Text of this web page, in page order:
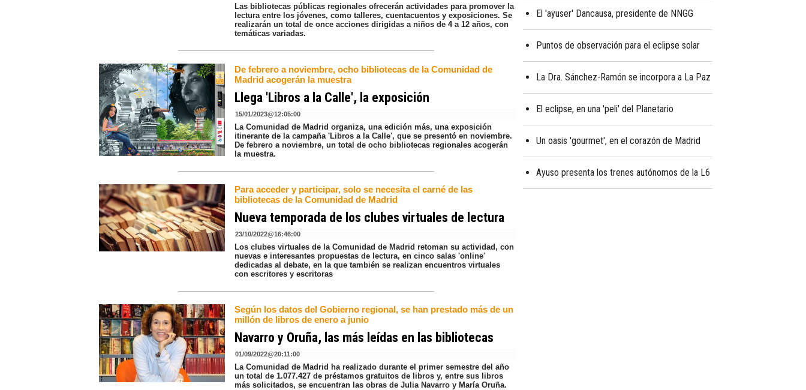
Las bibliotecas públicas regionales ofrecerán actividades para promover la
lectura entre los jóvenes, como talleres, cuentacuentos y exposiciones. Se
realizarán un total de once acciones dirigidas a niños de 4 a 12 años, con
temáticas variadas.
De febrero a noviembre, ocho bibliotecas de la Comunidad de
Madrid acogerán la muestra
Llega 'Libros a la Calle', la exposición
15/01/2023@12:05:00
La Comunidad de Madrid organiza, una edición más, una exposición
itinerante de la campaña 'Libros a la Calle', que se presentó en noviembre.
De febrero a noviembre, un total de ocho bibliotecas regionales acogerán
la muestra.
Para acceder y participar, solo se necesita el carné de las
bibliotecas de la Comunidad de Madrid
Nueva temporada de los clubes virtuales de lectura
23/10/2022@16:46:00
Los clubes virtuales de la Comunidad de Madrid retoman su actividad, con
nuevas e interesantes propuestas de lectura, en cinco salas 'online'
dedicadas al debate, en la que también se realizan encuentros virtuales
con escritores y escritoras
Según los datos del Gobierno regional, se han prestado más de un
millón de libros de enero a junio
Navarro y Oruña, las más leídas en las bibliotecas
01/09/2022@20:11:00
La Comunidad de Madrid ha realizado durante el primer semestre del año
un total de 1.077.427 de préstamos gratuitos de libros y, entre sus libros
más solicitados, se encuentran las obras de Julia Navarro y María Oruña.
El 'ayuser' Dancausa, presidente de NNGG
Puntos de observación para el eclipse solar
La Dra. Sánchez-Ramón se incorpora a La Paz
El eclipse, en una 'peli' del Planetario
Un oasis 'gourmet', en el corazón de Madrid
Ayuso presenta los trenes autónomos de la L6